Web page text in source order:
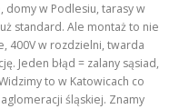
domy w Podlesiu, tarasy w
standard. Ale montaż to nie
400V w rozdzielni, twarda
Jeden błąd = zalany sąsiad,
to w Katowicach co
śląskiej. Znamy